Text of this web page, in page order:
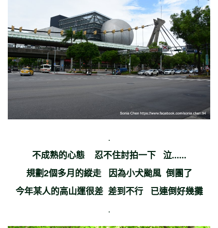
.
不成熟的心態 忍不住討拍一下 泣......
規劃2個多月的縱走 因為小犬颱風 倒團了
今年某人的高山運很差 差到不行 已連倒好幾攤
.